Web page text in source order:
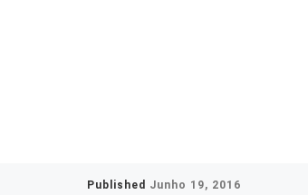
Published Junho 19, 2016